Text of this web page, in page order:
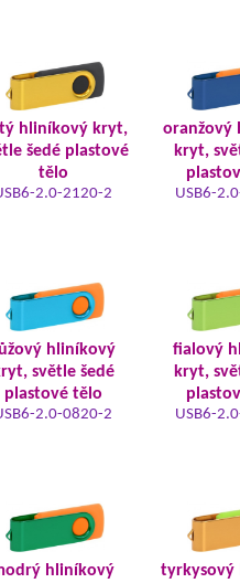
hliníkový kryt,
šedé plastové
tělo
2.0-2120-2
oranžový
kryt,
USB6-
hliníkový
světle šedé
plastové tělo
2.0-0820-2
fialový
kryt,
USB6-
hliníkový
tyrkysový